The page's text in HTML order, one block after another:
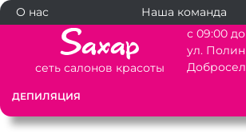
О нас Наша команда
сеть салонов красоты
с 09:00 до
ул.
ДЕПИЛЯЦИЯ